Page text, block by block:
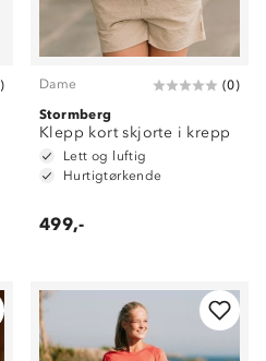
) Dame (0)
Stormberg
Klepp kort skjorte i krepp
Lett og luftig
Hurtigtørkende
499,-